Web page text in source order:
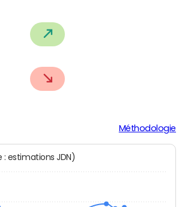
Méthodologie
: estimations JDN)